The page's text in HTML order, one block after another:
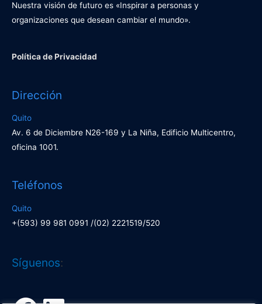
Nuestra visión de futuro es «Inspirar a personas y
organizaciones que desean cambiar el mundo».
Política de Privacidad
Dirección
Quito
Av. 6 de Diciembre N26-169 y La Niña, Edificio Multicentro,
oficina 1001.
Teléfonos
Quito
+(593) 99 981 0991 /(02) 2221519/520
Síguenos:
Facebook
LinkedIn